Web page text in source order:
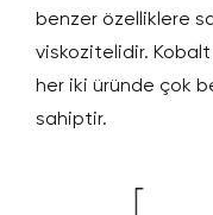
benzer özelliklere
viskozitelidir.
her iki üründe çok
sahiptir.